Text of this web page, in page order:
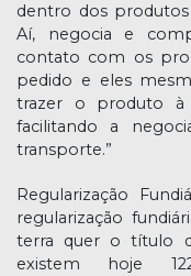
dentro dos produtos
Aí, negocia e
contato com os
pedido e eles
trazer o produto à
facilitando a
transporte.”
Regularização
regularização
terra quer o título
existem hoje